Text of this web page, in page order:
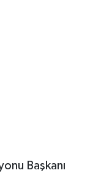
Başkanı